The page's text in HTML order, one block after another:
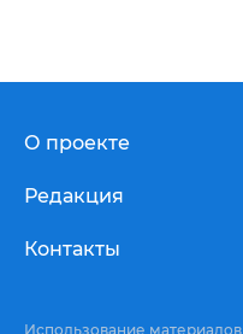
О проекте
Редакция
Контакты
Использование